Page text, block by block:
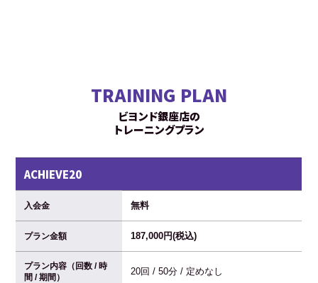
TRAINING PLAN
ビヨンド銀座店の
トレーニングプラン
ACHIEVE20
入会金 無料
プラン金額 187,000円(税込)
プラン内容（回数 / 時
間 / 期間）
20回 / 50分 / 定めなし